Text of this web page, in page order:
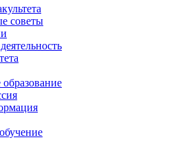
советы